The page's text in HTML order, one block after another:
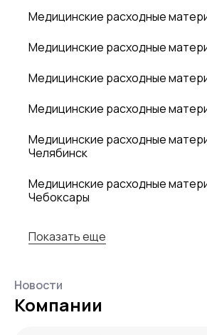
Медицинские расходные
Медицинские расходные
Медицинские расходные
Медицинские расходные
Медицинские расходные
Челябинск
Медицинские расходные
Чебоксары
Показать еще
Новости
Компании